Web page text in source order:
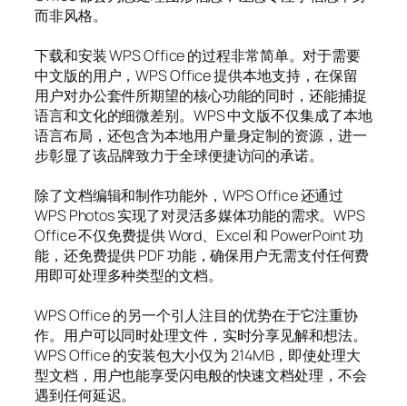
而非风格。
下载和安装 WPS Office 的过程非常简单。对于需要
中文版的用户，WPS Office 提供本地支持，在保留
用户对办公套件所期望的核心功能的同时，还能捕捉
语言和文化的细微差别。WPS 中文版不仅集成了本地
语言布局，还包含为本地用户量身定制的资源，进一
步彰显了该品牌致力于全球便捷访问的承诺。
除了文档编辑和制作功能外，WPS Office 还通过
WPS Photos 实现了对灵活多媒体功能的需求。WPS
Office 不仅免费提供 Word、Excel 和 PowerPoint 功
能，还免费提供 PDF 功能，确保用户无需支付任何费
用即可处理多种类型的文档。
WPS Office 的另一个引人注目的优势在于它注重协
作。用户可以同时处理文件，实时分享见解和想法。
WPS Office 的安装包大小仅为 214MB，即使处理大
型文档，用户也能享受闪电般的快速文档处理，不会
遇到任何延迟。